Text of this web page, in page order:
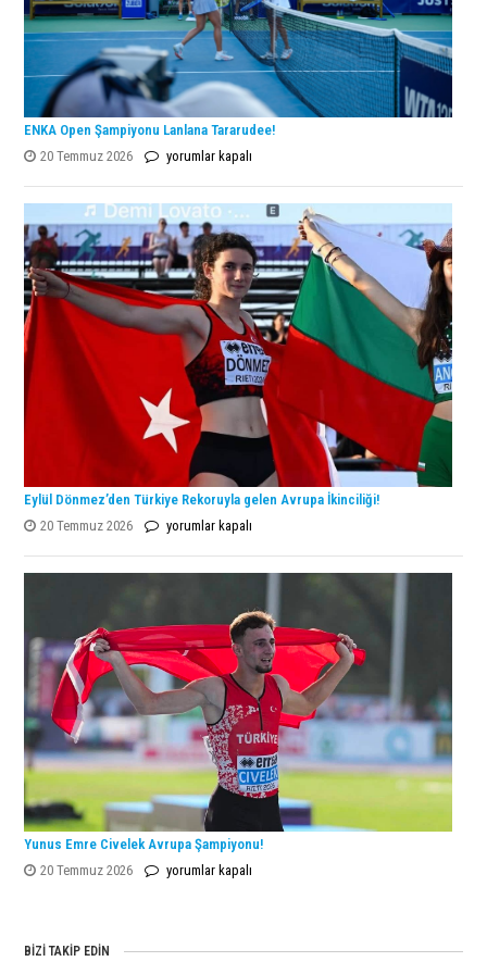
ENKA Open Şampiyonu Lanlana Tararudee!
20 Temmuz 2026
ENKA
Şampiyonu
Lanlana
Tararudee!
için
yorumlar kapalı
Eylül Dönmez’den Türkiye Rekoruyla gelen Avrupa İkinciliği!
20 Temmuz 2026
Eylül
Türkiye
gelen
Avrupa
İkinciliği!
yorumlar kapalı
Yunus Emre Civelek Avrupa Şampiyonu!
20 Temmuz 2026
Yunus
Avrupa
yorumlar kapalı
BIZI TAKIP EDIN